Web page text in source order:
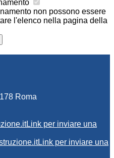
non possono essere
l'elenco nella pagina della
Roma
Link per inviare una
Link per inviare una